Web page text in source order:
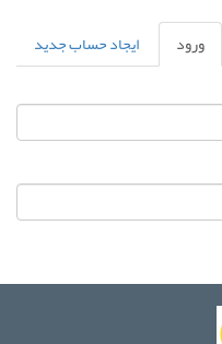
ایجاد حساب جدید ورود
فعال)